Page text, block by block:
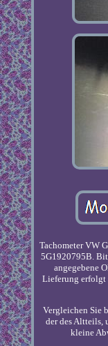
Tachometer VW
5G1920795B.
angegebene
Lieferung erfolgt
Vergleichen Sie
der des Altteils,
kleine